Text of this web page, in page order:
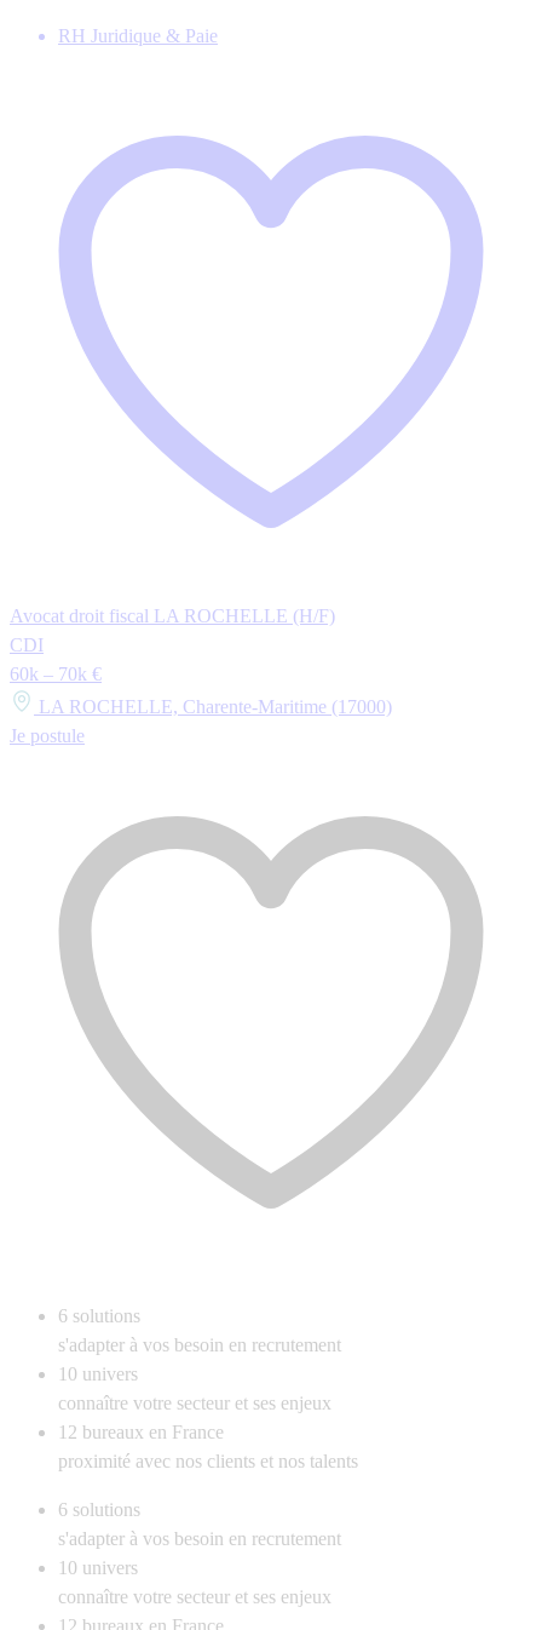
RH Juridique & Paie
Avocat droit fiscal LA ROCHELLE (H/F)
CDI
60k – 70k €
LA ROCHELLE, Charente-Maritime (17000)
Je postule
6 solutions
s'adapter à vos besoin en recrutement
10 univers
connaître votre secteur et ses enjeux
12 bureaux en France
proximité avec nos clients et nos talents
6 solutions
s'adapter à vos besoin en recrutement
10 univers
connaître votre secteur et ses enjeux